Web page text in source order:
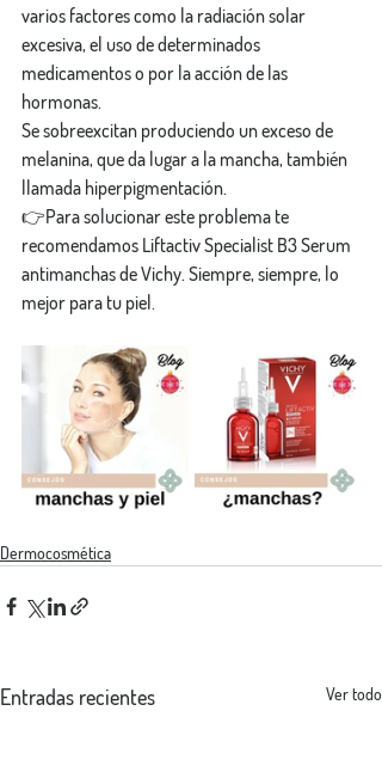
varios factores como la radiación solar
excesiva, el uso de determinados
medicamentos o por la acción de las
hormonas.
Se sobreexcitan produciendo un exceso de
melanina, que da lugar a la mancha, también
llamada hiperpigmentación.
👉Para solucionar este problema te
recomendamos Liftactiv Specialist B3 Serum
antimanchas de Vichy. Siempre, siempre, lo
mejor para tu piel.
Dermocosmética
Entradas recientes Ver todo